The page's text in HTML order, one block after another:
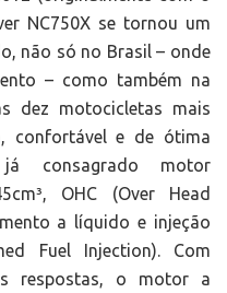
NC750X se tornou um
não só no Brasil – onde
– como também na
dez motocicletas mais
confortável e de ótima
consagrado motor
OHC (Over Head
a líquido e injeção
Fuel Injection). Com
respostas, o motor a